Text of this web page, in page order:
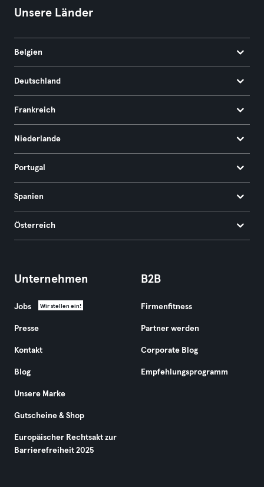
Unsere Länder
Belgien
Deutschland
Frankreich
Niederlande
Portugal
Spanien
Österreich
Unternehmen
Jobs Wir stellen ein!
Presse
Kontakt
Blog
Unsere Marke
Gutscheine & Shop
Europäischer Rechtsakt zur
Barrierefreiheit 2025
B2B
Firmenfitness
Partner werden
Corporate Blog
Empfehlungsprogramm